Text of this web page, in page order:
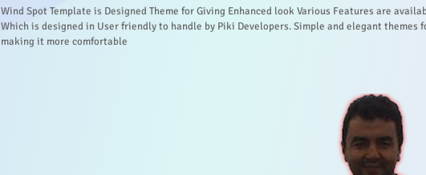
Wind Spot Template is Designed Theme for Giving Enhanced look Various Features are
Which is designed in User friendly to handle by Piki Developers. Simple and elegant themes
making it more comfortable